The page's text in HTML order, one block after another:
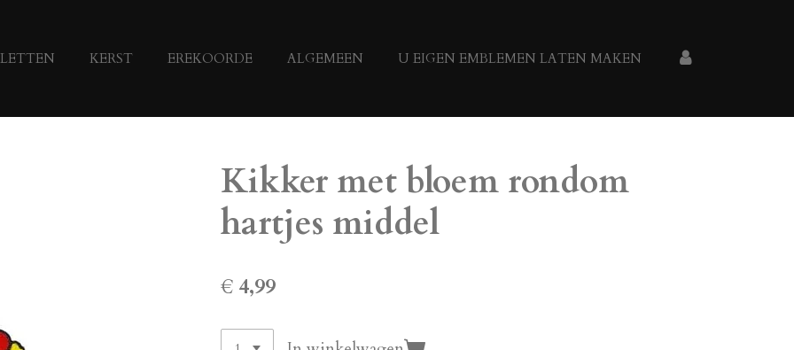
KERST EREKOORDE ALGEMEEN U EIGEN EMBLEMEN LATEN MAKEN
Kikker met bloem rondom
hartjes middel
€ 4,99